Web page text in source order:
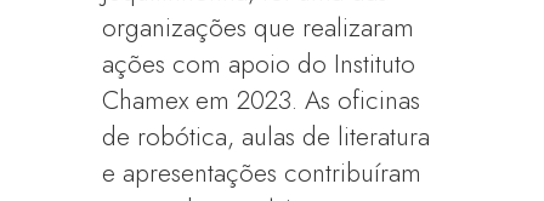
organizações que realizaram
ações com apoio do Instituto
Chamex em 2023. As oficinas
de robótica, aulas de literatura
e apresentações contribuíram